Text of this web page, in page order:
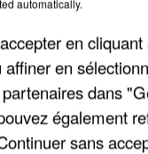
DE L’OISE
EN HAUTE-
automatically.
en
en
dans
également
sans